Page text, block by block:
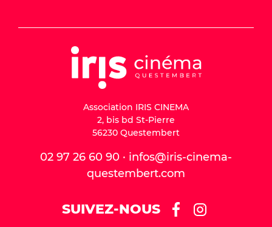
Association IRIS CINEMA
2, bis bd St-Pierre
56230 Questembert
02 97 26 60 90 · infos@iris-cinema-
questembert.com
SUIVEZ-NOUS